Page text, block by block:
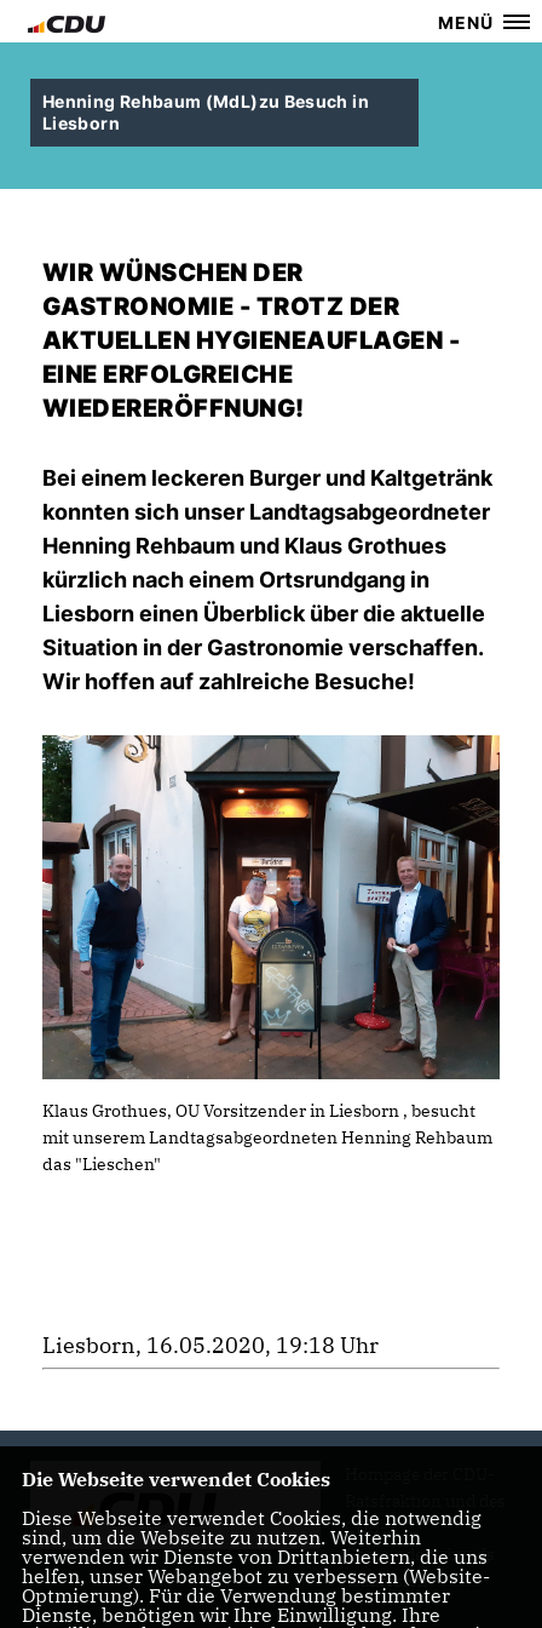
MENÜ
Henning Rehbaum (MdL)zu Besuch in
Liesborn
WIR WÜNSCHEN DER
GASTRONOMIE - TROTZ DER
AKTUELLEN HYGIENEAUFLAGEN -
EINE ERFOLGREICHE
WIEDERERÖFFNUNG!
Bei einem leckeren Burger und Kaltgetränk
konnten sich unser Landtagsabgeordneter
Henning Rehbaum und Klaus Grothues
kürzlich nach einem Ortsrundgang in
Liesborn einen Überblick über die aktuelle
Situation in der Gastronomie verschaffen.
Wir hoffen auf zahlreiche Besuche!
Klaus Grothues, OU Vorsitzender in Liesborn , besucht
mit unserem Landtagsabgeordneten Henning Rehbaum
das "Lieschen"
Liesborn, 16.05.2020, 19:18 Uhr
CDU-
Gemeindeverbands
Wadersloh
Die Webseite verwendet Cookies
Diese Webseite verwendet Cookies, die notwendig
sind, um die Webseite zu nutzen. Weiterhin
verwenden wir Dienste von Drittanbietern, die uns
helfen, unser Webangebot zu verbessern (Website-
Optmierung). Für die Verwendung bestimmter
Dienste, benötigen wir Ihre Einwilligung. Ihre